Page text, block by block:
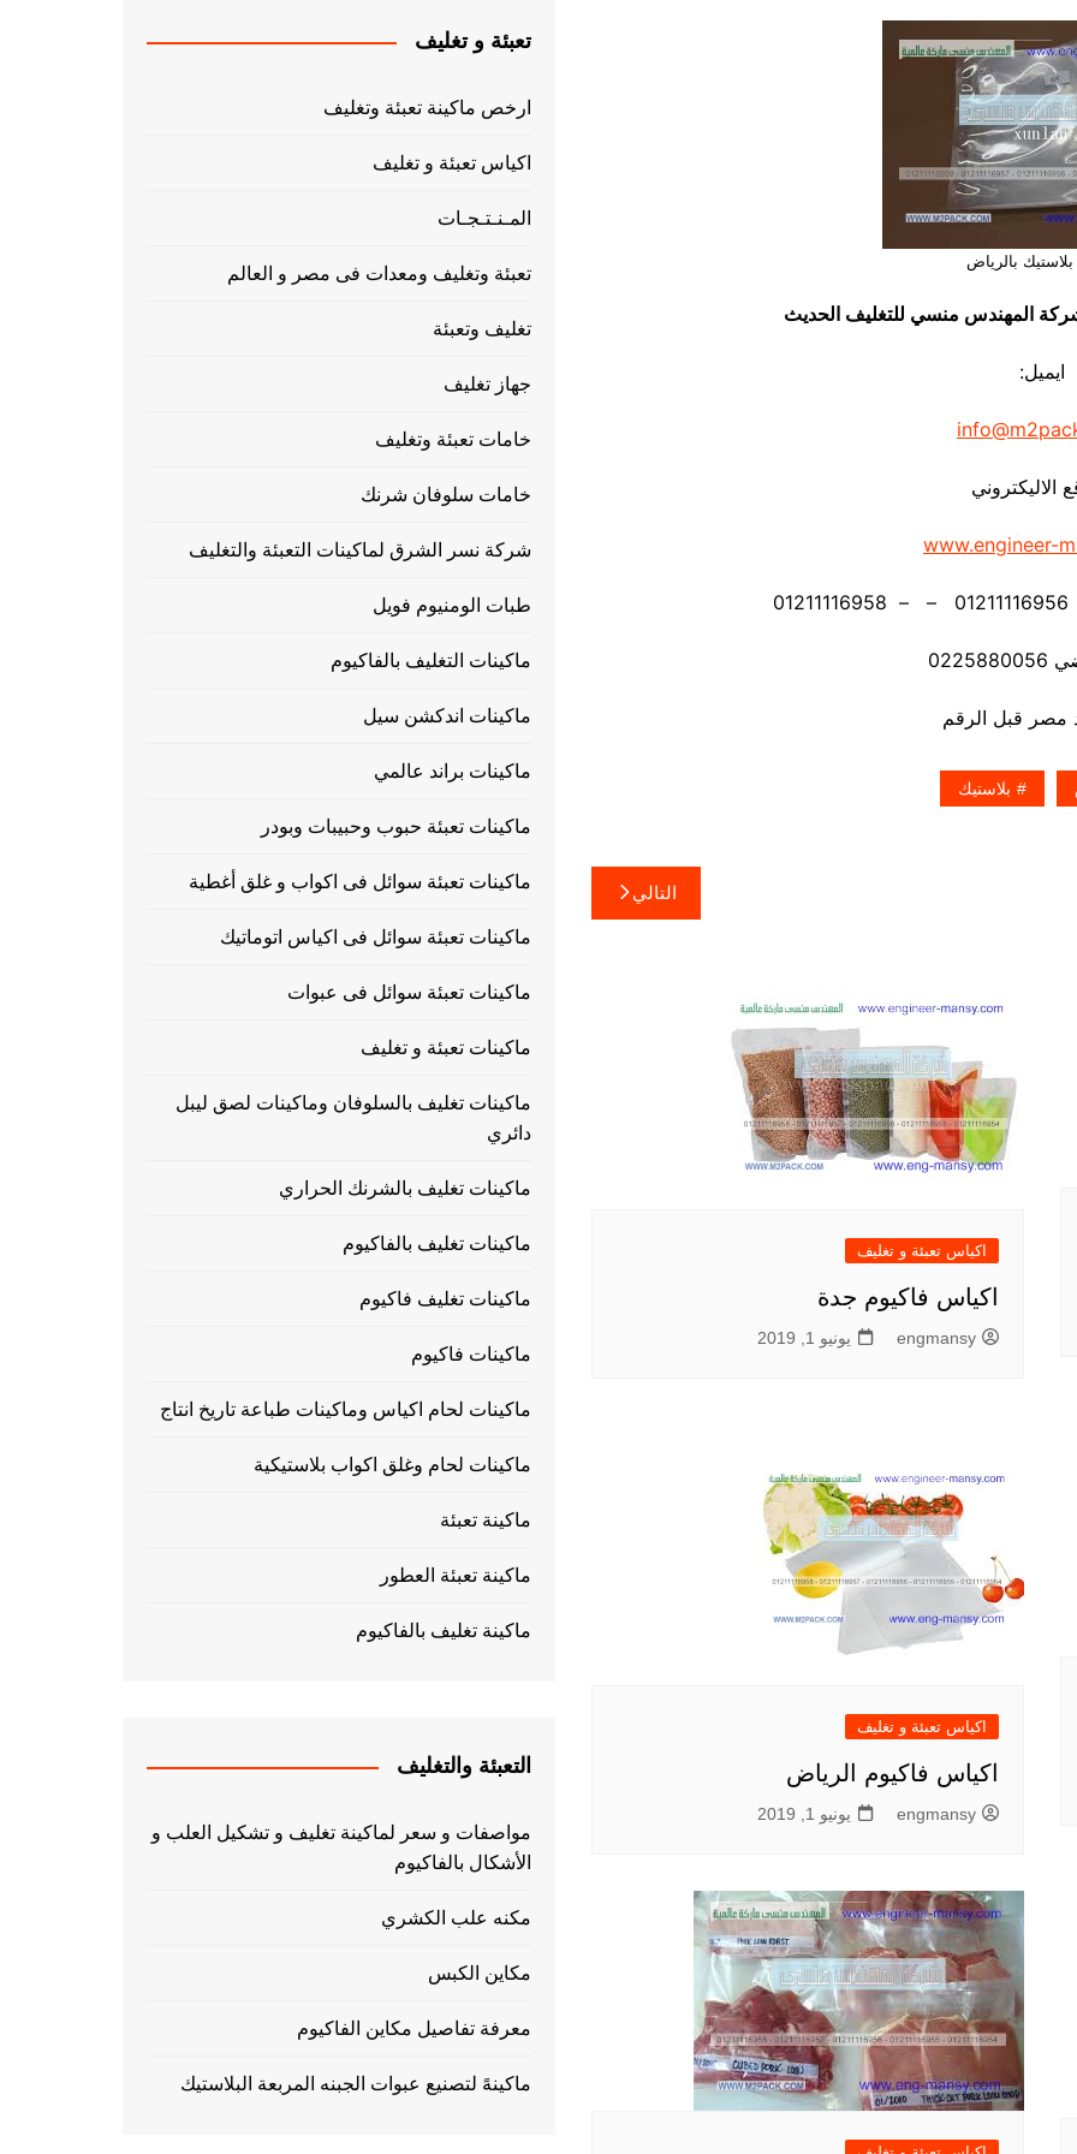
بالرياض
شركة المهندس منسي للتغليف الحديث
ايميل:
الاليكتروني
www.engineer-
بلاستيك
التالي
اكياس تعبئة و تغليف
اكياس فاكيوم جدة
engmansy يونيو 1, 2019
اكياس تعبئة و تغليف
اكياس فاكيوم الرياض
engmansy يونيو 1, 2019
تعبئة و تغليف
ارخص ماكينة تعبئة وتغليف
اكياس تعبئة و تغليف
المـنـتـجـات
تعبئة وتغليف ومعدات فى مصر و العالم
تغليف وتعبئة
جهاز تغليف
خامات تعبئة وتغليف
خامات سلوفان شرنك
شركة نسر الشرق لماكينات التعبئة والتغليف
طبات الومنيوم فويل
ماكينات التغليف بالفاكيوم
ماكينات اندكشن سيل
ماكينات براند عالمي
ماكينات تعبئة حبوب وحبيبات وبودر
ماكينات تعبئة سوائل فى اكواب و غلق أغطية
ماكينات تعبئة سوائل فى اكياس اتوماتيك
ماكينات تعبئة سوائل فى عبوات
ماكينات تعبئة و تغليف
ماكينات تغليف بالسلوفان وماكينات لصق ليبل
دائري
ماكينات تغليف بالشرنك الحراري
ماكينات تغليف بالفاكيوم
ماكينات تغليف فاكيوم
ماكينات فاكيوم
ماكينات لحام اكياس وماكينات طباعة تاريخ انتاج
ماكينات لحام وغلق اكواب بلاستيكية
ماكينة تعبئة
ماكينة تعبئة العطور
ماكينة تغليف بالفاكيوم
التعبئة والتغليف
مواصفات و سعر لماكينة تغليف و تشكيل العلب و
الأشكال بالفاكيوم
مكنه علب الكشري
مكاين الكبس
معرفة تفاصيل مكاين الفاكيوم
ماكينهً لتصنيع عبوات الجبنه المربعة البلاستيك